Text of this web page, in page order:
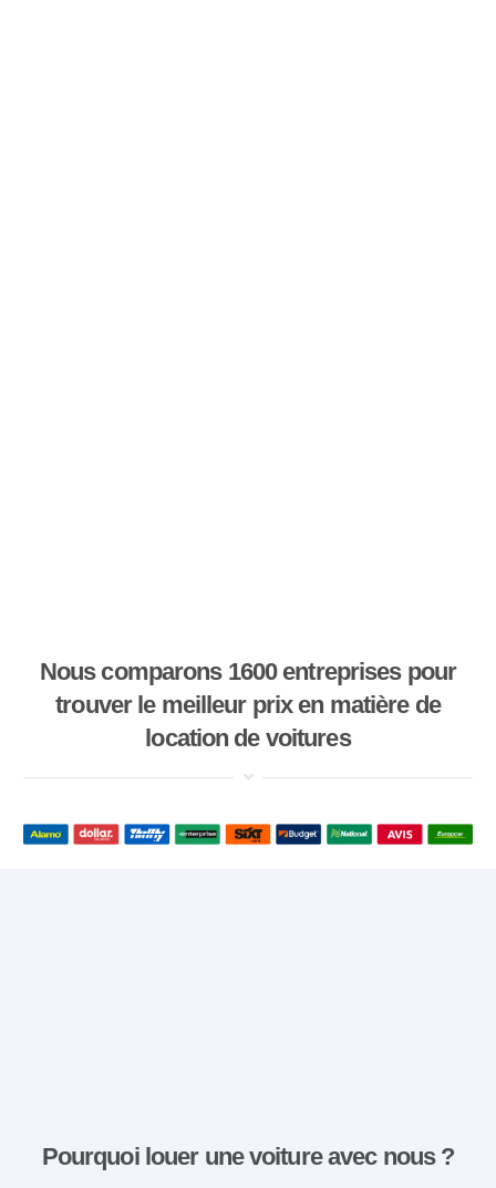
Nous comparons 1600 entreprises pour
trouver le meilleur prix en matière de
location de voitures
Pourquoi louer une voiture avec nous ?